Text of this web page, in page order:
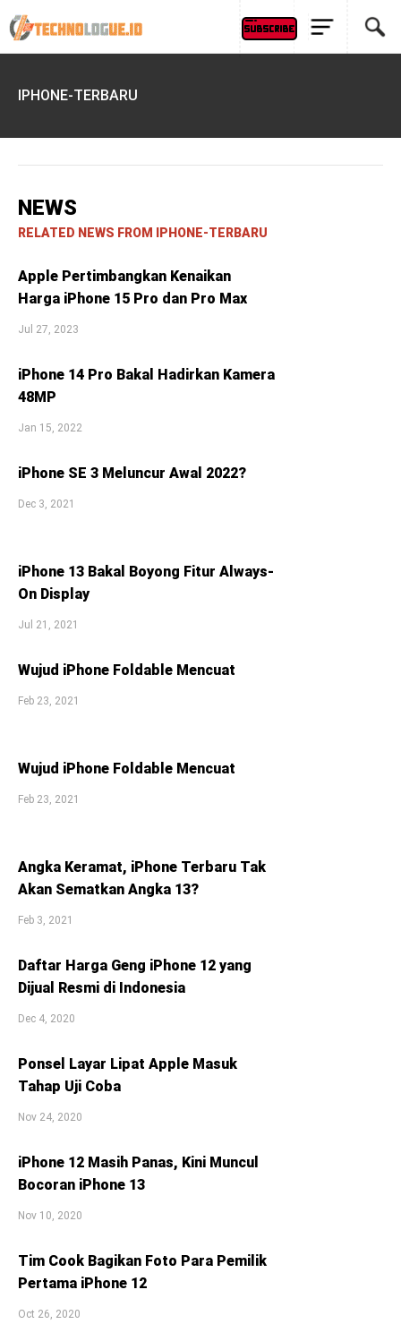
IPHONE-TERBARU
NEWS
RELATED NEWS FROM IPHONE-TERBARU
Apple Pertimbangkan Kenaikan
Harga iPhone 15 Pro dan Pro Max
Jul 27, 2023
iPhone 14 Pro Bakal Hadirkan Kamera
48MP
Jan 15, 2022
iPhone SE 3 Meluncur Awal 2022?
Dec 3, 2021
iPhone 13 Bakal Boyong Fitur Always-
On Display
Jul 21, 2021
Wujud iPhone Foldable Mencuat
Feb 23, 2021
Wujud iPhone Foldable Mencuat
Feb 23, 2021
Angka Keramat, iPhone Terbaru Tak
Akan Sematkan Angka 13?
Feb 3, 2021
Daftar Harga Geng iPhone 12 yang
Dijual Resmi di Indonesia
Dec 4, 2020
Ponsel Layar Lipat Apple Masuk
Tahap Uji Coba
Nov 24, 2020
iPhone 12 Masih Panas, Kini Muncul
Bocoran iPhone 13
Nov 10, 2020
Tim Cook Bagikan Foto Para Pemilik
Pertama iPhone 12
Oct 26, 2020